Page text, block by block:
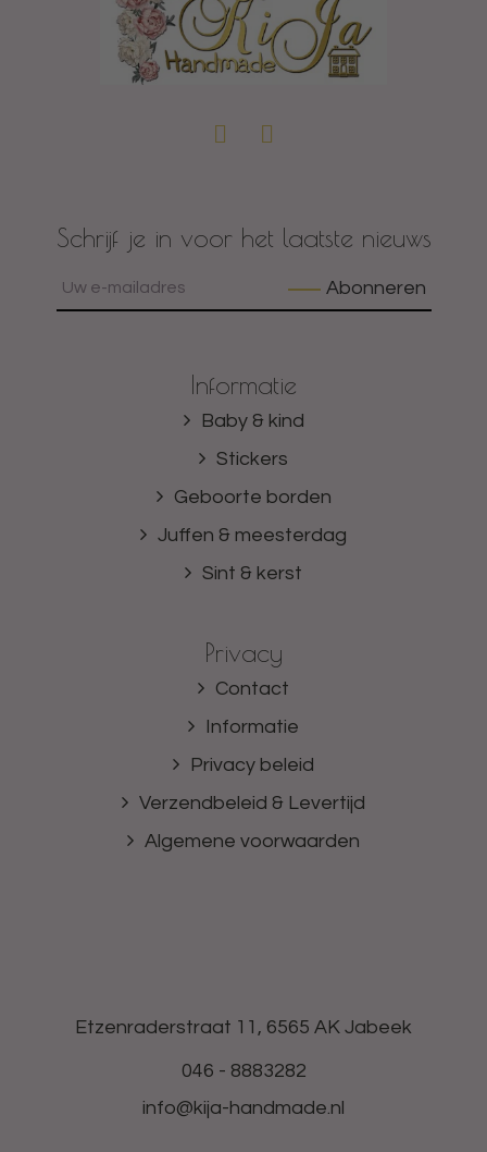
Schrijf je in voor het laatste nieuws
Abonneren
Informatie
Baby & kind
Stickers
Geboorte borden
Juffen & meesterdag
Sint & kerst
Privacy
Contact
Informatie
Privacy beleid
Verzendbeleid & Levertijd
Algemene voorwaarden
Etzenraderstraat 11, 6565 AK Jabeek
046 - 8883282
info@kija-handmade.nl